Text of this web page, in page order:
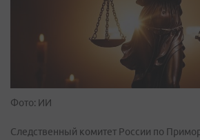
Фото: ИИ
Следственный комитет России по